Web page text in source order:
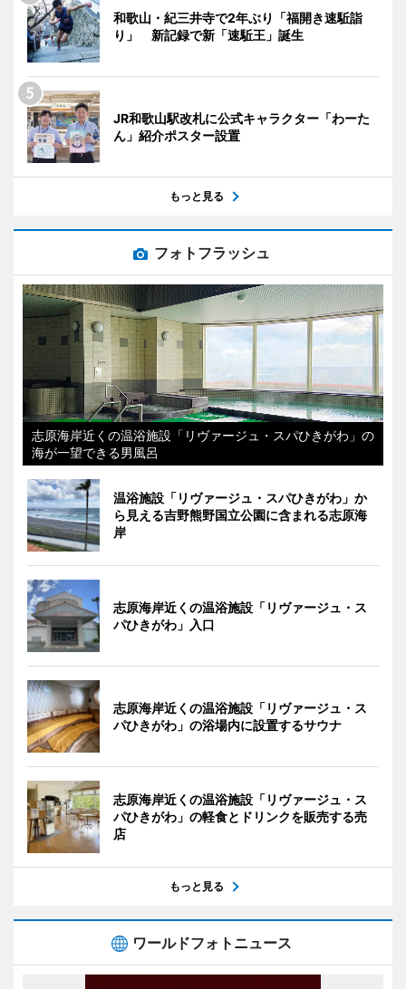
和歌山・紀三井寺で2年ぶり「福開き速駈詣
り」 新記録で新「速駈王」誕生
JR和歌山駅改札に公式キャラクター「わーた
ん」紹介ポスター設置
もっと見る
フォトフラッシュ
志原海岸近くの温浴施設「リヴァージュ・スパひきがわ」の
海が一望できる男風呂
温浴施設「リヴァージュ・スパひきがわ」か
ら見える吉野熊野国立公園に含まれる志原海
岸
志原海岸近くの温浴施設「リヴァージュ・ス
パひきがわ」入口
志原海岸近くの温浴施設「リヴァージュ・ス
パひきがわ」の浴場内に設置するサウナ
志原海岸近くの温浴施設「リヴァージュ・ス
パひきがわ」の軽食とドリンクを販売する売
店
もっと見る
ワールドフォトニュース